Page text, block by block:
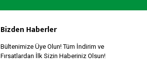
Bizden Haberler
Bültenimize Üye Olun! Tüm İndirim ve
Fırsatlardan İlk Sizin Haberiniz Olsun!